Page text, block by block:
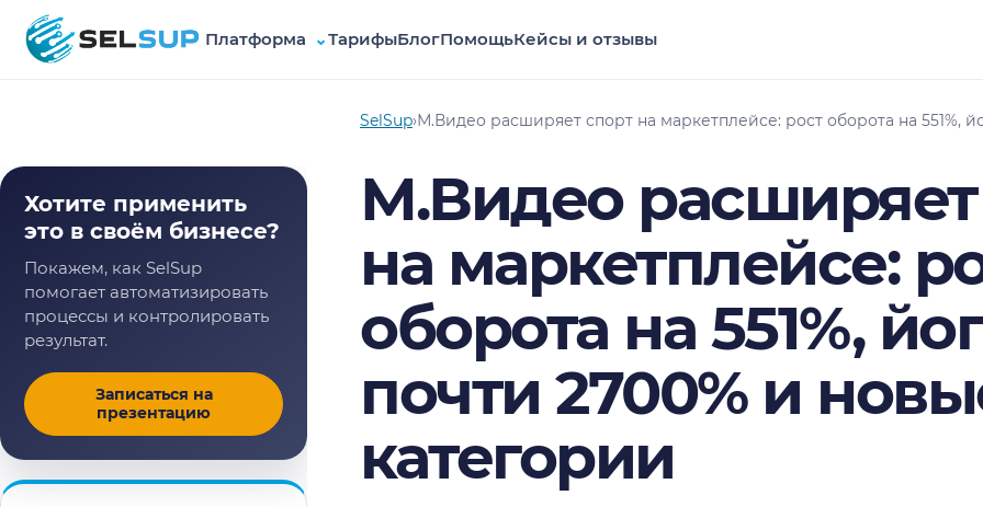
SelSup Платформа ⌄ТарифыБлогПомощьКейсы и отзывы
SelSup›М.Видео расширяет спорт на маркетплейсе: рост оборота на 551%,
М.Видео расширяет
на маркетплейсе:
оборота на 551%,
почти 2700% и
категории
Хотите применить
это в своём бизнесе?
Покажем, как SelSup
помогает автоматизировать
процессы и контролировать
результат.
Записаться на
презентацию